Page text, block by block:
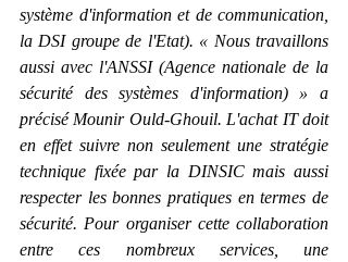
système d'information et de communication,
la DSI groupe de l'Etat). « Nous travaillons
aussi avec l'ANSSI (Agence nationale de la
sécurité des systèmes d'information) » a
précisé Mounir Ould-Ghouil. L'achat IT doit
en effet suivre non seulement une stratégie
technique fixée par la DINSIC mais aussi
respecter les bonnes pratiques en termes de
sécurité. Pour organiser cette collaboration
entre ces nombreux services, une